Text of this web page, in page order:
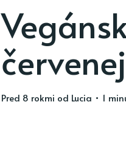
pred 8 rokmi od Lucia • 1